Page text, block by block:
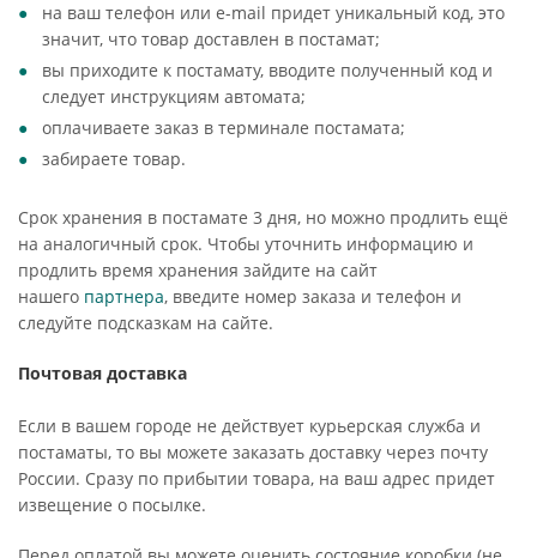
на ваш телефон или e-mail придет уникальный код, это
значит, что товар доставлен в постамат;
вы приходите к постамату, вводите полученный код и
следует инструкциям автомата;
оплачиваете заказ в терминале постамата;
забираете товар.
Срок хранения в постамате 3 дня, но можно продлить ещё
на аналогичный срок. Чтобы уточнить информацию и
продлить время хранения зайдите на сайт
нашего партнера, введите номер заказа и телефон и
следуйте подсказкам на сайте.
Почтовая доставка
Если в вашем городе не действует курьерская служба и
постаматы, то вы можете заказать доставку через почту
России. Сразу по прибытии товара, на ваш адрес придет
извещение о посылке.